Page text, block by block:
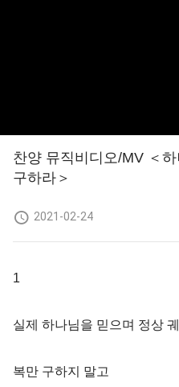
찬양 뮤직비디오/MV ＜
구하라＞
2021-02-24
1
실제 하나님을 믿으며 정상
복만 구하지 말고